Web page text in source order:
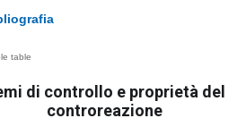
di controllo e proprietà del
controreazione